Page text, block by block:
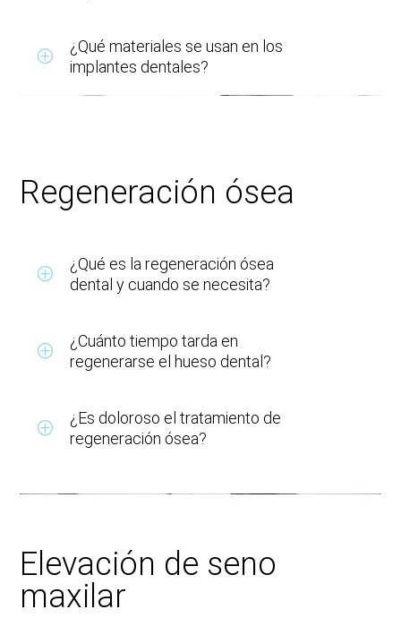
¿Qué materiales se usan en los
implantes dentales?
Regeneración ósea
¿Qué es la regeneración ósea
dental y cuando se necesita?
¿Cuánto tiempo tarda en
regenerarse el hueso dental?
¿Es doloroso el tratamiento de
regeneración ósea?
Elevación de seno
maxilar